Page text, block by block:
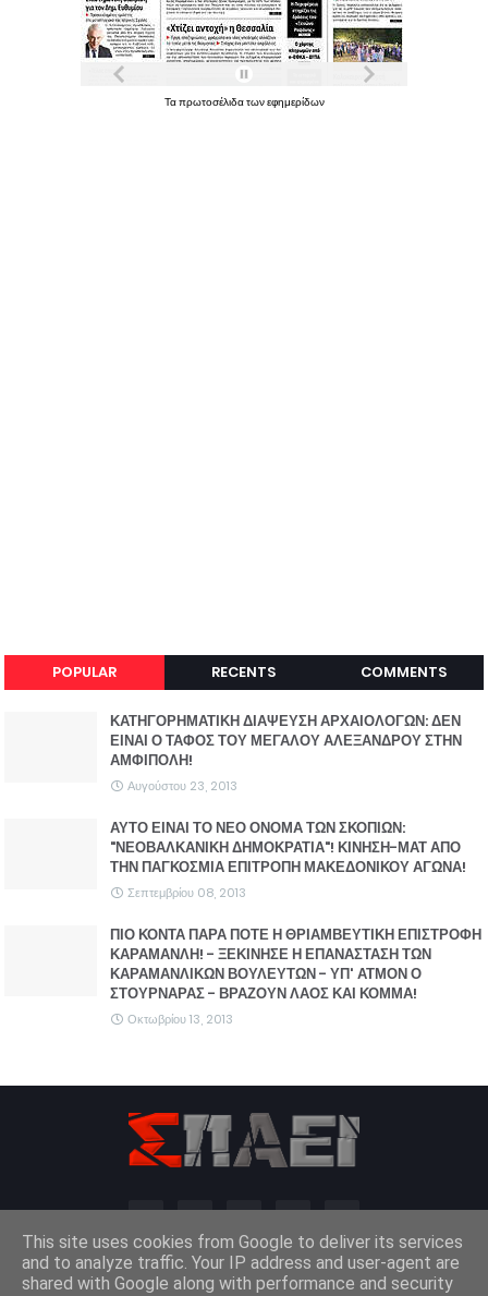
Ταπρωτοσέλιδατωνεφημερίδων
POPULAR RECENTS COMMENTS
ΚΑΤΗΓΟΡΗΜΑΤΙΚΗ ΔΙΑΨΕΥΣΗ ΑΡΧΑΙΟΛΟΓΩΝ: ΔΕΝ
ΕΙΝΑΙ Ο ΤΑΦΟΣ ΤΟΥ ΜΕΓΑΛΟΥ ΑΛΕΞΑΝΔΡΟΥ ΣΤΗΝ
ΑΜΦΙΠΟΛΗ!
Αυγούστου 23, 2013
ΑΥΤΟ ΕΙΝΑΙ ΤΟ ΝΕΟ ΟΝΟΜΑ ΤΩΝ ΣΚΟΠΙΩΝ:
"ΝΕΟΒΑΛΚΑΝΙΚΗ ΔΗΜΟΚΡΑΤΙΑ"! ΚΙΝΗΣΗ-ΜΑΤ ΑΠΟ
ΤΗΝ ΠΑΓΚΟΣΜΙΑ ΕΠΙΤΡΟΠΗ ΜΑΚΕΔΟΝΙΚΟΥ ΑΓΩΝΑ!
Σεπτεμβρίου 08, 2013
ΠΙΟ ΚΟΝΤΑ ΠΑΡΑ ΠΟΤΕ Η ΘΡΙΑΜΒΕΥΤΙΚΗ ΕΠΙΣΤΡΟΦΗ
ΚΑΡΑΜΑΝΛΗ! - ΞΕΚΙΝΗΣΕ Η ΕΠΑΝΑΣΤΑΣΗ ΤΩΝ
ΚΑΡΑΜΑΝΛΙΚΩΝ ΒΟΥΛΕΥΤΩΝ - ΥΠ' ΑΤΜΟΝ Ο
ΣΤΟΥΡΝΑΡΑΣ - ΒΡΑΖΟΥΝ ΛΑΟΣ ΚΑΙ ΚΟΜΜΑ!
Οκτωβρίου 13, 2013
Design by -Blogger TemplatesandFBT
This site uses cookies from Google to deliver its services
and to analyze traffic. Your IP address and user-agent are
shared with Google along with performance and security